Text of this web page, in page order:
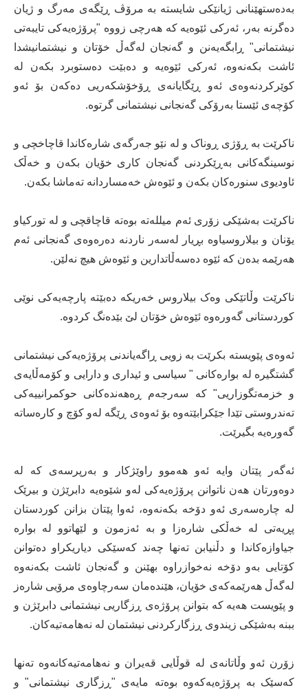
بەدەستهێنانی ژیانێکی شایستە بە مرۆڤ ڕێگەی مەرگ و ژیان
دەگرنە بەر، ئەرکی ئێوەیە کە هەرچی زووە "پرۆژەیەکی تایبەتی
نیشتمانی" ڕابگەیەنن و گەنجان لەگەڵ خۆتان و نیشتمانیشدا
ئاشت بکەنەوە، ئەرکی ئێوەیە و دەبێت دەستوبرد بکەن لە
کوێرکردنەوەی ئەو ڕێگایانەی ڕۆخۆشکەریی دەکەن بۆ ئەو
کۆچەی ئێستا بەرۆکی گەنجانی نیشتمانی گرتوە.
ناکرێت بە ڕۆژی ڕوناک و لە نێو جەرگەی شارەکاندا قاچاخچی و
نوسینگەکانی بەڕێکردنی گەنجان کاری خۆیان بکەن و خەڵک
ئاودیوی سنورەکان بکەن و ئێوەش خەمساردانە تەماشا بکەن.
ناکرێت بەشێکی زۆری ئەم میللەتە بوەتە قاچاقچی و لە تورکیاو
یۆنان و بیلاروسیاوە بڕیار لەسەر ناردنە دەرەوەی گەنجانی ئەم
هەرێمە بدەن کە ئێوە دەسەڵاتدارین و ئێوەش هیچ نەلێن.
ناکرێت وڵاتێکی وەک بیلاروس خەریکە دەبێتە پارچەیەکی نوێی
کوردستانی گەورەوە ئێوەش خۆتان لێ بێدەنگ کردوە.
ئەوەی پێویستە بکرێت بە زویی ڕاگەیاندنی پرۆژەیەکی نیشتمانی
گشتگیرە لە بوارەکانی " سیاسی و ئیداری و دارایی و کۆمەڵایەی
و خزمەتگوزاریی" کە سەرجەم ڕەهەندەکانی حوکمرانییەکی
تەندروستی تێدا جێکرابێتەوە بۆ ئەوەی ڕێگە لەو کۆچ و کارەساتە
گەورەیە بگیرێت.
ئەگەر پێتان وایە ئەو هەموو راوێژکار و بەرپرسەی کە لە
دوەورتان هەن ناتوانن پرۆژەیەکی لەو شێوەیە دابرێژن و بیرێک
لە چارەسەری ئەو دۆخە بکەنەوە، ئەوا پێتان بزانن کوردستان
پڕیەتی لە خەڵکی شارەزا و بە ئەزمون و لێهاتوو لە بوارە
جیاوازەکاندا و دڵنیابن تەنها چەند کەسێکی دیاریکراو دەتوانن
کۆتایی بەو دۆخە نەخوازراوە بهێنن و گەنجان ئاشت بکەنەوە
لەگەڵ هەرێمەکەی خۆیان، هێندەمان سەرچاوەی مرۆیی شارەز
و پێویست هەیە کە بتوانن پرۆژەی ڕزگاریی نیشتمانی دابرێژن و
ببنە بەشێکی زیندوی ڕزگارکردنی نیشتمان لە نەهامەتیەکان.
زۆرن ئەو وڵاتانەی لە قوڵایی قەیران و نەهامەتیەکانەوە تەنها
کەسێک بە پرۆژەیەکەوە بوەتە مایەی "ڕزگاری نیشتمانی" و